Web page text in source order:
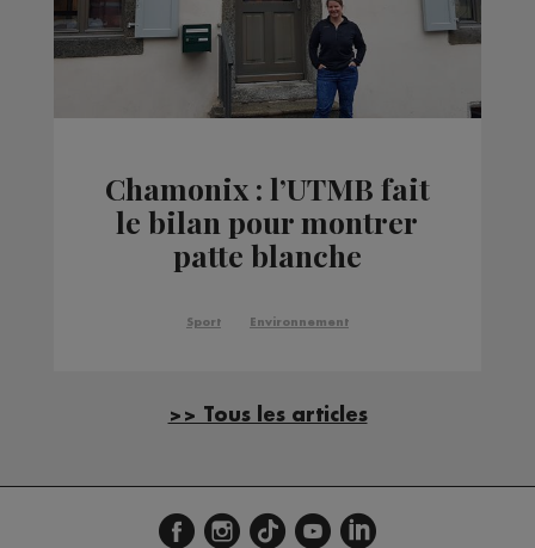
Chamonix : l’UTMB fait
le bilan pour montrer
patte blanche
Sport Environnement
>> Tous les articles